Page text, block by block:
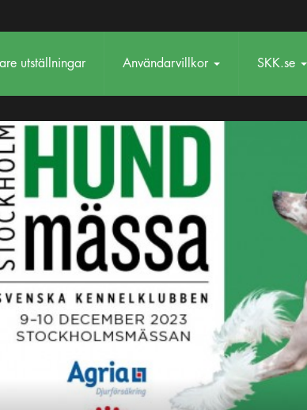
utställningar Användarvillkor SKK.se